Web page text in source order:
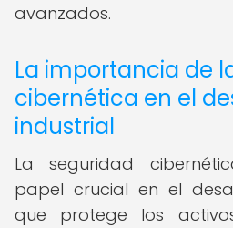
avanzados.
La importancia de
cibernética en el
industrial
La seguridad
papel crucial en el
que protege los